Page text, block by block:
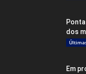
dos
Em